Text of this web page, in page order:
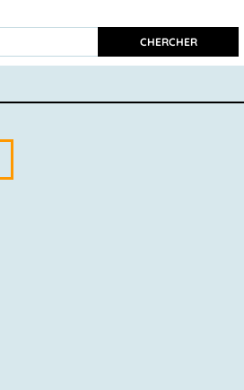
CHERCHER